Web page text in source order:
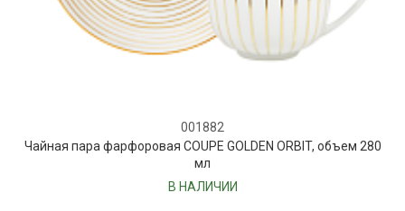
001882
Чайная пара фарфоровая COUPE GOLDEN ORBIT, объем 280
мл
В НАЛИЧИИ